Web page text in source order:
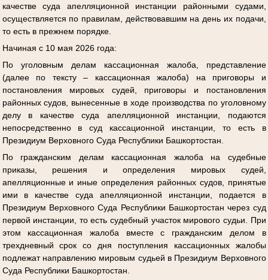
качестве суда апелляционной инстанции районными судами,
осуществляется по правилам, действовавшим на день их подачи,
то есть в прежнем порядке.
Начиная с 10 мая 2026 года:
По уголовным делам кассационная жалоба, представление
(далее по тексту – кассационная жалоба) на приговоры и
постановления мировых судей, приговоры и постановления
районных судов, вынесенные в ходе производства по уголовному
делу в качестве суда апелляционной инстанции, подаются
непосредственно в суд кассационной инстанции, то есть в
Президиум Верховного Суда Республики Башкортостан.
По гражданским делам кассационная жалоба на судебные
приказы, решения и определения мировых судей,
апелляционные и иные определения районных судов, принятые
ими в качестве суда апелляционной инстанции, подается в
Президиум Верховного Суда Республики Башкортостан через суд
первой инстанции, то есть судебный участок мирового судьи. При
этом кассационная жалоба вместе с гражданским делом в
трехдневный срок со дня поступления кассационных жалобы
подлежат направлению мировым судьей в Президиум Верховного
Суда Республики Башкортостан.